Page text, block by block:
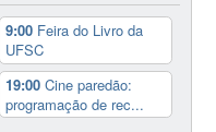
9:00 Feira do Livro da
UFSC
19:00Cine paredão:
programação de rec...